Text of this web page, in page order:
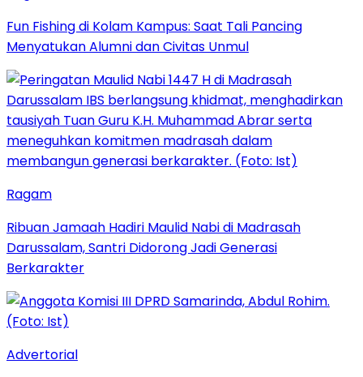
Fun Fishing di Kolam Kampus: Saat Tali Pancing
Menyatukan Alumni dan Civitas Unmul
Ragam
Ribuan Jamaah Hadiri Maulid Nabi di Madrasah
Darussalam, Santri Didorong Jadi Generasi
Berkarakter
Advertorial